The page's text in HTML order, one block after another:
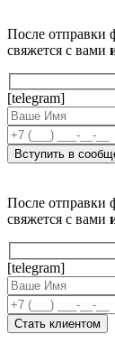
После отправки
свяжется с вами
[telegram]
После отправки
свяжется с вами
[telegram]